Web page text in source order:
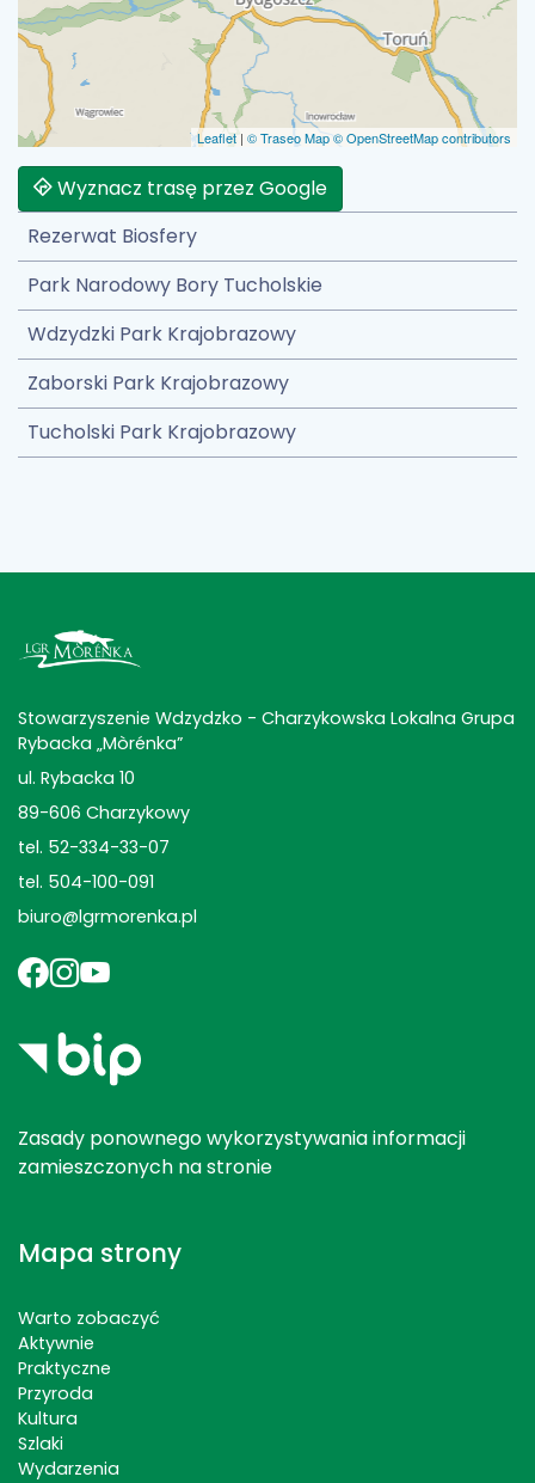
Leaflet | © Traseo Map© OpenStreetMap contributors
Wyznacz trasę przez Google
Rezerwat Biosfery
Park Narodowy Bory Tucholskie
Wdzydzki Park Krajobrazowy
Zaborski Park Krajobrazowy
Tucholski Park Krajobrazowy
Stowarzyszenie Wdzydzko - Charzykowska Lokalna Grupa
Rybacka „Mòrénka”
ul. Rybacka 10
89-606 Charzykowy
tel. 52-334-33-07
tel. 504-100-091
biuro@lgrmorenka.pl
Zasady ponownego wykorzystywania informacji
zamieszczonych na stronie
Mapa strony
Warto zobaczyć
Aktywnie
Praktyczne
Przyroda
Kultura
Szlaki
Wydarzenia